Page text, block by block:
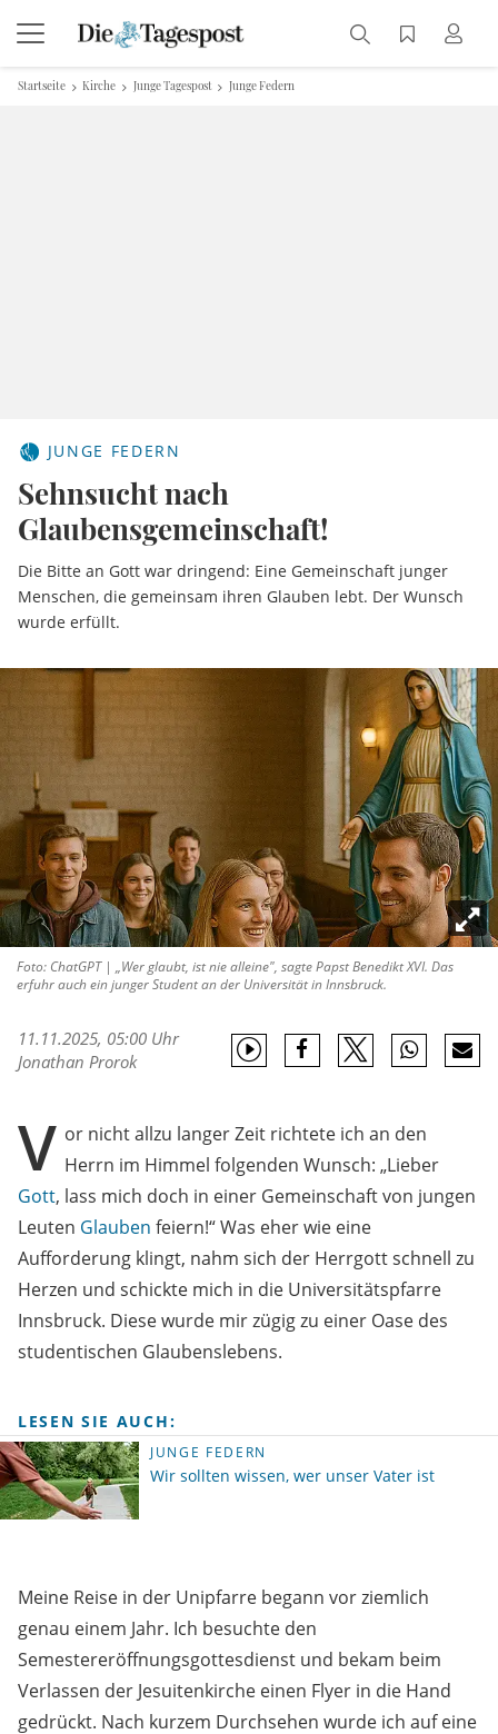
Startseite Kirche Junge Tagespost Junge Federn
JUNGE FEDERN
Sehnsucht nach
Glaubensgemeinschaft!
Die Bitte an Gott war dringend: Eine Gemeinschaft junger
Menschen, die gemeinsam ihren Glauben lebt. Der Wunsch
wurde erfüllt.
Foto: ChatGPT | „Wer glaubt, ist nie alleine", sagte Papst Benedikt XVI. Das
erfuhr auch ein junger Student an der Universität in Innsbruck.
11.11.2025, 05:00 Uhr
Jonathan Prorok
V or nicht allzu langer Zeit richtete ich an den
Herrn im Himmel folgenden Wunsch: „Lieber
Gott, lass mich doch in einer Gemeinschaft von jungen
Leuten Glauben feiern!“ Was eher wie eine
Aufforderung klingt, nahm sich der Herrgott schnell zu
Herzen und schickte mich in die Universitätspfarre
Innsbruck. Diese wurde mir zügig zu einer Oase des
studentischen Glaubenslebens.
LESEN SIE AUCH:
JUNGE FEDERN
Wir sollten wissen, wer unser Vater ist
Meine Reise in der Unipfarre begann vor ziemlich
genau einem Jahr. Ich besuchte den
Semestereröffnungsgottesdienst und bekam beim
Verlassen der Jesuitenkirche einen Flyer in die Hand
gedrückt. Nach kurzem Durchsehen wurde ich auf eine